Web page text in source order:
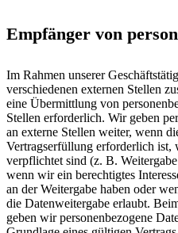
Empfänger von
Im Rahmen unserer
verschiedenen externen Stellen
eine Übermittlung von
Stellen erforderlich. Wir geben
an externe Stellen weiter, wenn
Vertragserfüllung erforderlich ist,
verpflichtet sind (z. B.
wenn wir ein berechtigtes
an der Weitergabe haben oder
die Datenweitergabe erlaubt.
geben wir personenbezogene